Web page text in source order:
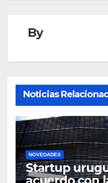
By
Noticias
NOVEDADES
Startup